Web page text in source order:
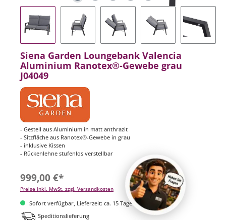
Siena Garden Loungebank Valencia
Aluminium Ranotex®-Gewebe grau
J04049
- Gestell aus Aluminium in matt anthrazit
- Sitzfläche aus Ranotex®-Gewebe in grau
- inklusive Kissen
- Rückenlehne stufenlos verstellbar
999,00 €*
Preise inkl. MwSt. zzgl. Versandkosten
Sofort verfügbar, Lieferzeit: ca. 15 Tage
Speditionslieferung